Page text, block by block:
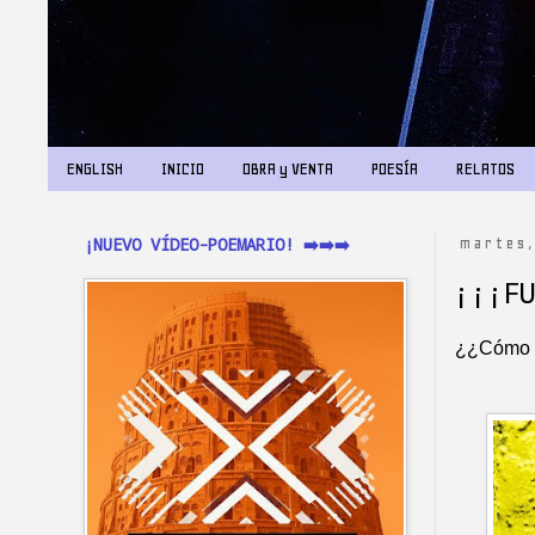
ENGLISH INICIO OBRA y VENTA POESÍA RELATOS
¿¿Cómo
¡NUEVO VÍDEO-POEMARIO! ➡️➡️➡️